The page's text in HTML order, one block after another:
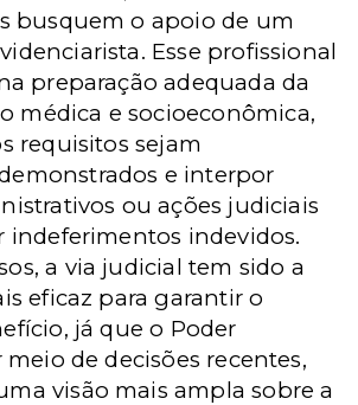
busquem o apoio de um
Esse profissional
preparação adequada da
médica e socioeconômica,
requisitos sejam
e interpor
ou ações judiciais
indeferimentos indevidos.
a via judicial tem sido a
eficaz para garantir o
já que o Poder
de decisões recentes,
visão mais ampla sobre a